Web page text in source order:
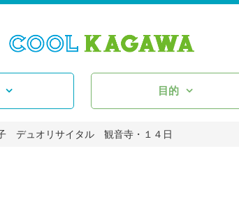
目的
デュオリサイタル 観音寺・１４日